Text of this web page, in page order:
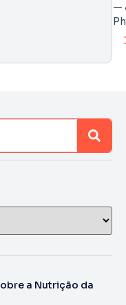
—
a Nutrição da